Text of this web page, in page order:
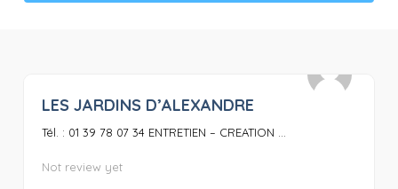
LES JARDINS D’ALEXANDRE
Tél. : 01 39 78 07 34 ENTRETIEN – CREATION ...
Not review yet